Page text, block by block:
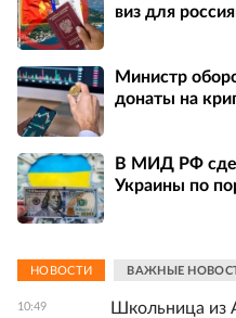
виз для
Министр
донаты на
В МИД РФ
Украины по
НОВОСТИ ВАЖНЫЕ
10:49
Школьница из